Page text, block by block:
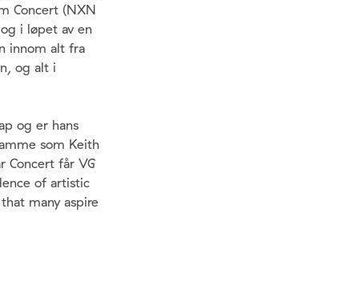
Concert (NXN
i løpet av en
innom alt fra
og alt i
og er hans
som Keith
Concert får VG
of artistic
many aspire